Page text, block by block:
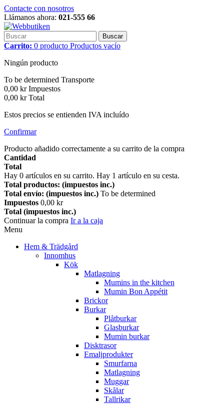
Contacte con nosotros
Llámanos ahora: 021-555 66
Buscar
Carrito: 0 producto Productos vacío
Ningún producto
To be determined Transporte
0,00 kr Impuestos
0,00 kr Total
Estos precios se entienden IVA incluído
Confirmar
Producto añadido correctamente a su carrito de la compra
Cantidad
Total
Hay 0 artículos en su carrito. Hay 1 artículo en su cesta.
Total productos: (impuestos inc.)
Total envío: (impuestos inc.) To be determined
Impuestos 0,00 kr
Total (impuestos inc.)
Continuar la compra Ir a la caja
Menu
Hem & Trädgård
Innomhus
Kök
Matlagning
Mumins in the kitchen
Mumin Bon Appétit
Brickor
Burkar
Plåtburkar
Glasburkar
Mumin burkar
Disktrasor
Emaljprodukter
Smurfarna
Matlagning
Muggar
Skålar
Tallrikar